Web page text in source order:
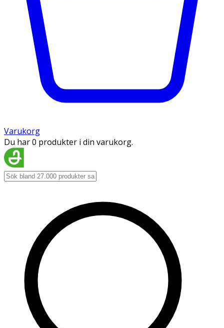
Varukorg
Du har 0 produkter i din varukorg.